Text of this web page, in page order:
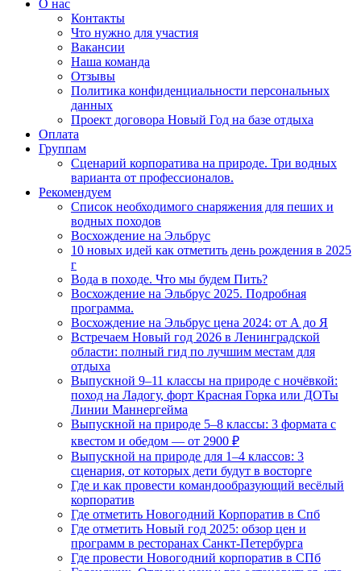
О нас
Контакты
Что нужно для участия
Вакансии
Наша команда
Отзывы
Политика конфиденциальности персональных
данных
Проект договора Новый Год на базе отдыха
Оплата
Группам
Сценарий корпоратива на природе. Три водных
варианта от профессионалов.
Рекомендуем
Список необходимого снаряжения для пеших и
водных походов
Восхождение на Эльбрус
10 новых идей как отметить день рождения в 2025
г
Вода в походе. Что мы будем Пить?
Восхождение на Эльбрус 2025. Подробная
программа.
Восхождение на Эльбрус цена 2024: от А до Я
Встречаем Новый год 2026 в Ленинградской
области: полный гид по лучшим местам для
отдыха
Выпускной 9–11 классы на природе с ночёвкой:
поход на Ладогу, форт Красная Горка или ДОТы
Линии Маннергейма
Выпускной на природе 5–8 классы: 3 формата с
квестом и обедом — от 2900 ₽
Выпускной на природе для 1–4 классов: 3
сценария, от которых дети будут в восторге
Где и как провести командообразующий весёлый
корпоратив
Где отметить Новогодний Корпоратив в Спб
Где отметить Новый год 2025: обзор цен и
программ в ресторанах Санкт-Петербурга
Где провести Новогодний корпоратив в СПб